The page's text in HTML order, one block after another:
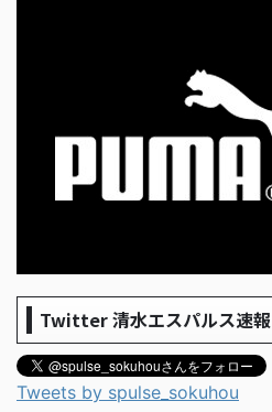
Twitter 清水エスパルス速報
Tweets by spulse_sokuhou